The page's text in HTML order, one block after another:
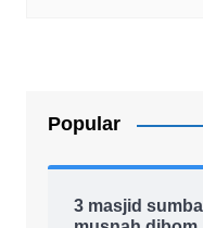
Popular
3 masjid